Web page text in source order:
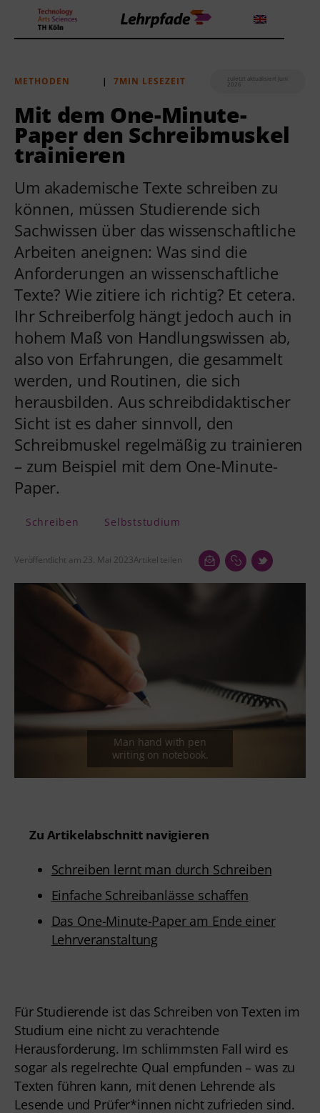
Tools
Lehrstrategie
Workshops
Über uns
METHODEN | 7MIN LESEZEIT zuletzt aktualisiert Juni
2026
Mit dem One-Minute-
Paper den Schreibmuskel
trainieren
Um akademische Texte schreiben zu
können, müssen Studierende sich
Sachwissen über das wissenschaftliche
Arbeiten aneignen: Was sind die
Anforderungen an wissenschaftliche
Texte? Wie zitiere ich richtig? Et cetera.
Ihr Schreiberfolg hängt jedoch auch in
hohem Maß von Handlungswissen ab,
also von Erfahrungen, die gesammelt
werden, und Routinen, die sich
herausbilden. Aus schreibdidaktischer
Sicht ist es daher sinnvoll, den
Schreibmuskel regelmäßig zu trainieren
– zum Beispiel mit dem One-Minute-
Paper.
Schreiben Selbststudium
Veröffentlicht am 23. Mai 2023Artikel teilen
Zu Artikelabschnitt navigieren
Schreiben lernt man durch Schreiben
Einfache Schreibanlässe schaffen
Das One-Minute-Paper am Ende einer
Lehrveranstaltung
Für Studierende ist das Schreiben von Texten im
Studium eine nicht zu verachtende
Herausforderung. Im schlimmsten Fall wird es
sogar als regelrechte Qual empfunden – was zu
Texten führen kann, mit denen Lehrende als
Lesende und Prüfer*innen nicht zufrieden sind.